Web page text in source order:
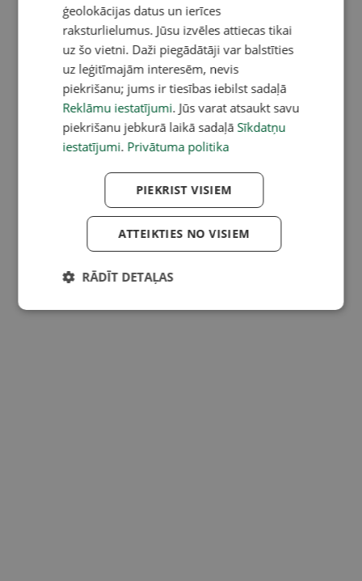
ģeolokācijas datus un ierīces
raksturlielumus. Jūsu izvēles attiecas tikai
uz šo vietni. Daži piegādātāji var balstīties
uz leģitīmajām interesēm, nevis
piekrišanu; jums ir tiesības iebilst sadaļā
Reklāmu iestatījumi. Jūs varat atsaukt savu
piekrišanu jebkurā laikā sadaļā Sīkdatņu
iestatījumi. Privātuma politika
PIEKRIST VISIEM
ATTEIKTIES NO VISIEM
RĀDĪT DETAĻAS